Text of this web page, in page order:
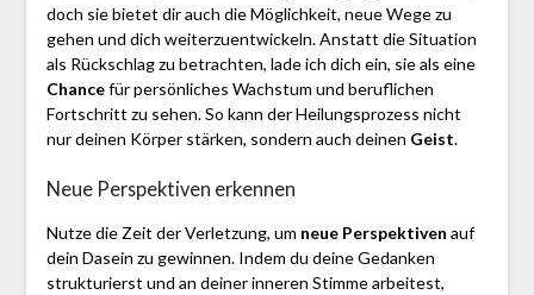
doch sie bietet dir auch die Möglichkeit, neue Wege zu
gehen und dich weiterzuentwickeln. Anstatt die Situation
als Rückschlag zu betrachten, lade ich dich ein, sie als eine
Chancefür persönliches Wachstum und beruflichen
Fortschritt zu sehen. So kann der Heilungsprozess nicht
nur deinen Körper stärken, sondern auch deinen Geist.
Neue Perspektiven erkennen
Nutze die Zeit der Verletzung, um neue Perspektiven auf
dein Dasein zu gewinnen. Indem du deine Gedanken
strukturierst und an deiner inneren Stimme arbeitest,